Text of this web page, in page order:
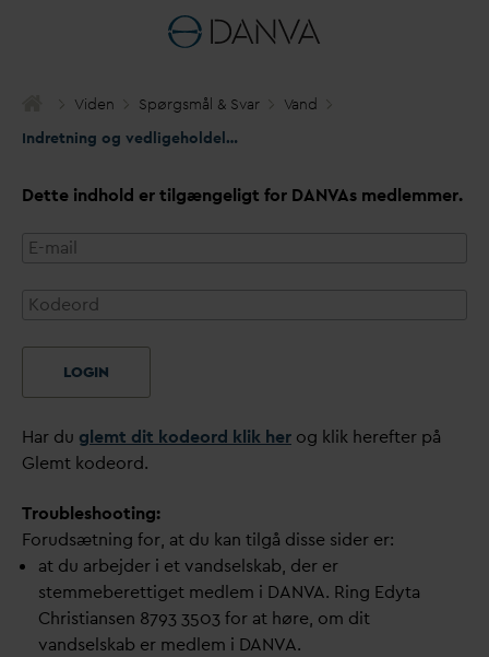
Viden Spørgsmål & Svar Vand
Indretning og vedligeholdelse af målerudstyr
Dette indhold er tilgængeligt for DANVAs medlemmer.
LOGIN
Har du glemt dit kodeord klik her og klik herefter på
Glemt kodeord.
Troubleshooting:
Forudsætning for, at du kan tilgå disse sider er:
at du arbejder i et vandselskab, der er
stemmeberettiget medlem i DANVA. Ring Edyta
Christiansen 8793 3503 for at høre, om dit
vandselskab er medlem i DANVA.